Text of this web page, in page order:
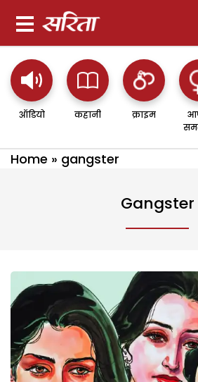
ऑडियो कहानी क्राइम
Home » gangster
Gangster